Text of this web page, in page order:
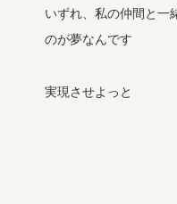
いずれ、私の仲間と一
のが夢なんです
実現させよっと